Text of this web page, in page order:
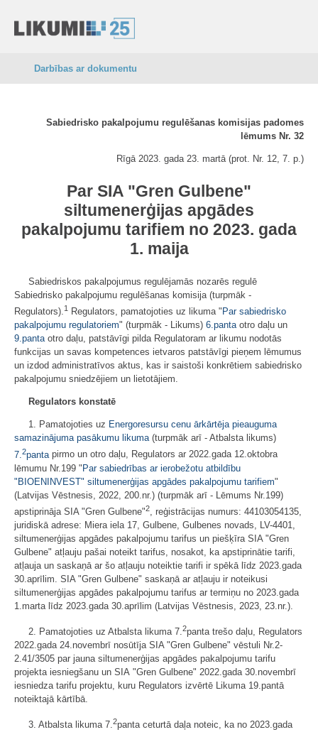
Darbības ar dokumentu
Sabiedrisko pakalpojumu regulēšanas komisijas padomes
lēmums Nr. 32
Rīgā 2023. gada 23. martā (prot. Nr. 12, 7. p.)
Par SIA "Gren Gulbene"
siltumenerģijas apgādes
pakalpojumu tarifiem no 2023. gada
1. maija
Sabiedriskos pakalpojumus regulējamās nozarēs regulē
Sabiedrisko pakalpojumu regulēšanas komisija (turpmāk -
Regulators).1 Regulators, pamatojoties uz likuma " Par sabiedrisko
pakalpojumu regulatoriem" (turpmāk - Likums) 6.pantaotro daļu un
9.pantaotro daļu, patstāvīgi pilda Regulatoram ar likumu nodotās
funkcijas un savas kompetences ietvaros patstāvīgi pieņem lēmumus
un izdod administratīvos aktus, kas ir saistoši konkrētiem sabiedrisko
pakalpojumu sniedzējiem un lietotājiem.
Regulators konstatē
1. Pamatojoties uz Energoresursu cenu ārkārtēja pieauguma
samazinājuma pasākumu likuma(turpmāk arī - Atbalsta likums)
7. 2panta pirmo un otro daļu, Regulators ar 2022.gada 12.oktobra
lēmumu Nr.199 "Par sabiedrības ar ierobežotu atbildību
"BIOENINVEST" siltumenerģijas apgādes pakalpojumu tarifiem"
(Latvijas Vēstnesis, 2022, 200.nr.) (turpmāk arī - Lēmums Nr.199)
apstiprināja SIA "Gren Gulbene"2
, reģistrācijas numurs: 44103054135,
juridiskā adrese: Miera iela 17, Gulbene, Gulbenes novads, LV-4401,
siltumenerģijas apgādes pakalpojumu tarifus un piešķīra SIA "Gren
Gulbene" atļauju pašai noteikt tarifus, nosakot, ka apstiprinātie tarifi,
atļauja un saskaņā ar šo atļauju noteiktie tarifi ir spēkā līdz 2023.gada
30.aprīlim. SIA "Gren Gulbene" saskaņā ar atļauju ir noteikusi
siltumenerģijas apgādes pakalpojumu tarifus ar termiņu no 2023.gada
1.marta līdz 2023.gada 30.aprīlim (Latvijas Vēstnesis, 2023, 23.nr.).
2. Pamatojoties uz Atbalsta likuma 7.2panta trešo daļu, Regulators
2022.gada 24.novembrī nosūtīja SIA "Gren Gulbene" vēstuli Nr.2-
2.41/3505 par jauna siltumenerģijas apgādes pakalpojumu tarifu
projekta iesniegšanu un SIA "Gren Gulbene" 2022.gada 30.novembrī
iesniedza tarifu projektu, kuru Regulators izvērtē Likuma 19.pantā
noteiktajā kārtībā.
3. Atbalsta likuma 7.2panta ceturtā daļa noteic, ka no 2023.gada